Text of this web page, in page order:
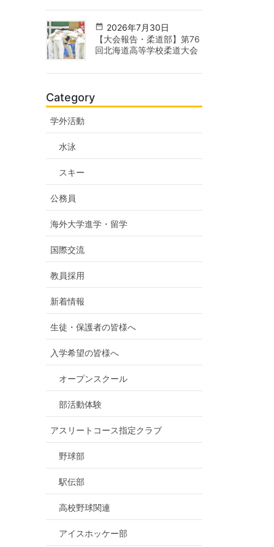
2026年7月30日
【大会報告・柔道部】第76
回北海道高等学校柔道大会
Category
学外活動
水泳
スキー
公務員
海外大学進学・留学
国際交流
教員採用
新着情報
生徒・保護者の皆様へ
入学希望の皆様へ
オープンスクール
部活動体験
アスリートコース指定クラブ
野球部
駅伝部
高校野球関連
アイスホッケー部